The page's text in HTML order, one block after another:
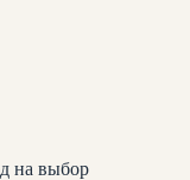
на выбор